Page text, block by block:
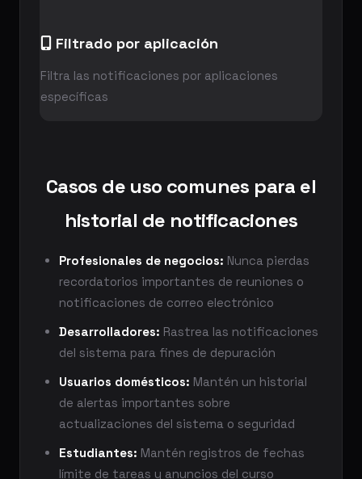
Filtrado por aplicación
Filtra las notificaciones por aplicaciones
específicas
Casos de uso comunes para el
historial de notificaciones
Profesionales de negocios: Nunca pierdas
recordatorios importantes de reuniones o
notificaciones de correo electrónico
Desarrolladores: Rastrea las notificaciones
del sistema para fines de depuración
Usuarios domésticos: Mantén un historial
de alertas importantes sobre
actualizaciones del sistema o seguridad
Estudiantes: Mantén registros de fechas
límite de tareas y anuncios del curso